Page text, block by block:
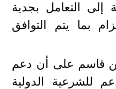
إلى التعامل بجدية
بما يتم التوافق
قاسم على أن دعم
للشرعية الدولية